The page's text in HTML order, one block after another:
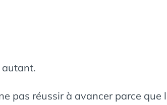
autant.
pas réussir à avancer parce que